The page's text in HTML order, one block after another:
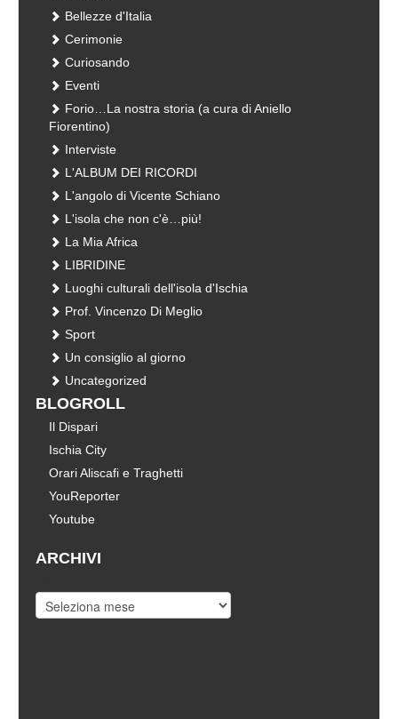
Bellezze d'Italia
Cerimonie
Curiosando
Eventi
Forio…La nostra storia (a cura di Aniello
Fiorentino)
Interviste
L'ALBUM DEI RICORDI
L'angolo di Vicente Schiano
L'isola che non c'è…più!
La Mia Africa
LIBRIDINE
Luoghi culturali dell'isola d'Ischia
Prof. Vincenzo Di Meglio
Sport
Un consiglio al giorno
Uncategorized
BLOGROLL
Il Dispari
Ischia City
Orari Aliscafi e Traghetti
YouReporter
Youtube
ARCHIVI